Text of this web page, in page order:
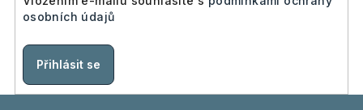
osobních údajů
Přihlásit se